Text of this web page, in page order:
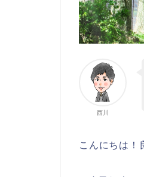
西川
こんにちは！